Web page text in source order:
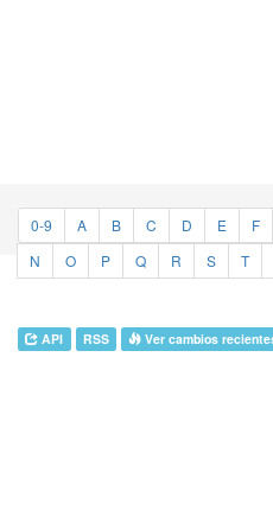
0-9 A B C D E F
N
O P Q R S T
API RSS Ver cambios